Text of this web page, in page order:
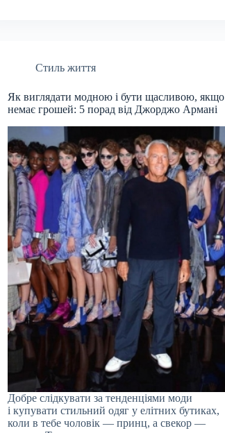
Стиль життя
Як виглядати модною і бути щасливою, якщо
немає грошей: 5 порад від Джорджо Армані
Добре слідкувати за тенденціями моди
і купувати стильний одяг у елітних бутиках,
коли в тебе чоловік — принц, а свекор —